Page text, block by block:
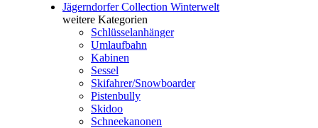
Jägerndorfer Collection Winterwelt
weitere Kategorien
Schlüsselanhänger
Umlaufbahn
Kabinen
Sessel
Skifahrer/Snowboarder
Pistenbully
Skidoo
Schneekanonen